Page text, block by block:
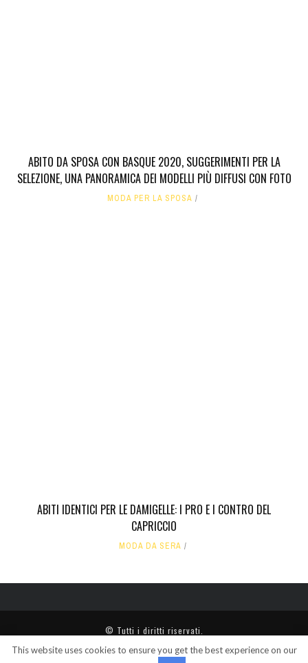
ABITO DA SPOSA CON BASQUE 2020, SUGGERIMENTI PER LA
SELEZIONE, UNA PANORAMICA DEI MODELLI PIÙ DIFFUSI CON FOTO
MODA PER LA SPOSA
ABITI IDENTICI PER LE DAMIGELLE: I PRO E I CONTRO DEL
CAPRICCIO
MODA DA SERA
© Tutti i diritti riservati.
This website uses cookies to ensure you get the best experience on our